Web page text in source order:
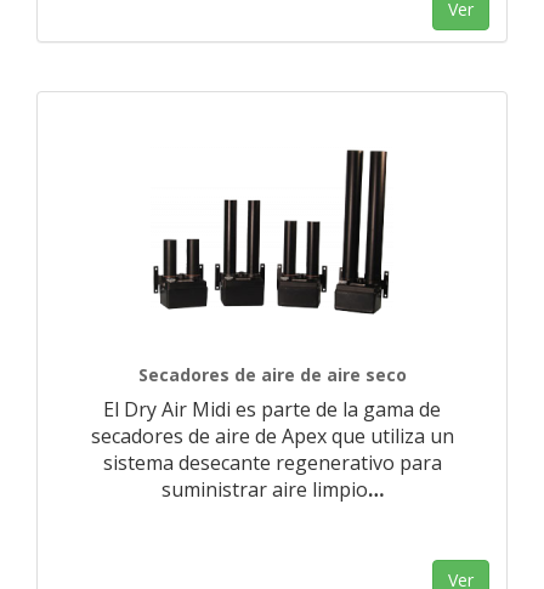
Ver
Secadores de aire de aire seco
El Dry Air Midi es parte de la gama de
secadores de aire de Apex que utiliza un
sistema desecante regenerativo para
suministrar aire limpio…
Ver